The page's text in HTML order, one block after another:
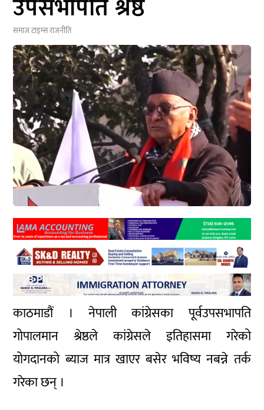
उपसभापति श्रेष्ठ
समाज टाइम्सराजनीति
काठमाडौं । नेपाली कांग्रेसका पूर्वउपसभापति
गोपालमान श्रेष्ठले कांग्रेसले इतिहासमा गरेको
योगदानको ब्याज मात्र खाएर बसेर भविष्य नबन्ने तर्क
गरेका छन् ।